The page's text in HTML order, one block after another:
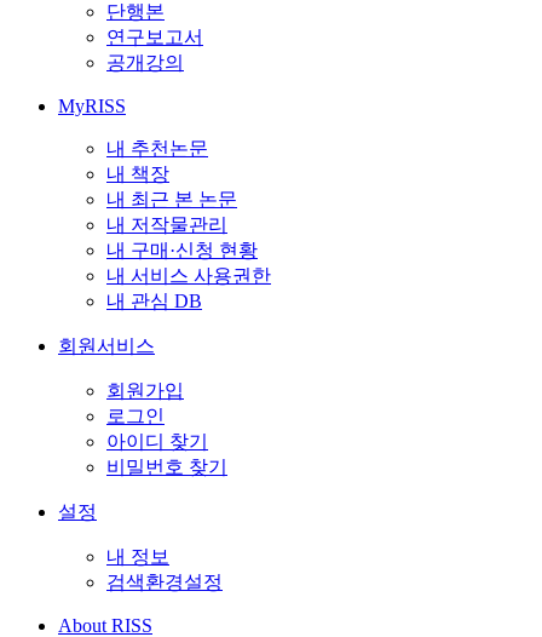
단행본
연구보고서
공개강의
MyRISS
내 추천논문
내 책장
내 최근 본 논문
내 저작물관리
내 구매·신청 현황
내 서비스 사용권한
내 관심 DB
회원서비스
회원가입
로그인
아이디 찾기
비밀번호 찾기
설정
내 정보
검색환경설정
About RISS